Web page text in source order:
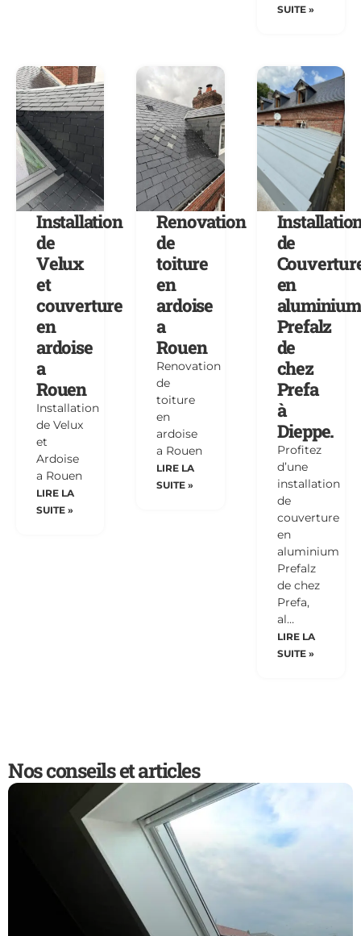
SUITE »
Installation
de
Velux
et
couverture
en
ardoise
a
Rouen
Installation
de Velux
et
Ardoise
a Rouen
LIRE LA
SUITE »
Renovation
de
toiture
en
ardoise
a
Rouen
Renovation
de
toiture
en
ardoise
a Rouen
LIRE LA
SUITE »
de
en
aluminium
Prefalz
de
chez
Prefa
à
Dieppe.
Profitez
d’une
installation
de
couverture
en
aluminium
Prefalz
de chez
Prefa,
al…
LIRE LA
SUITE »
Nos conseils et articles